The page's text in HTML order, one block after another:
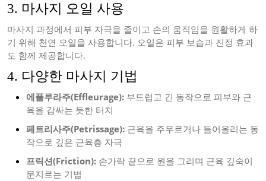
3. 마사지 오일 사용
마사지 과정에서 피부 자극을 줄이고 손의 움직임을 원활하게 하
기 위해 천연 오일을 사용합니다. 오일은 피부 보습과 진정 효과
도 함께 제공합니다.
4. 다양한 마사지 기법
에플루라주(Effleurage): 부드럽고 긴 동작으로 피부와 근
육을 감싸는 듯한 터치
페트리사주(Petrissage): 근육을 주무르거나 들어올리는 동
작으로 깊은 근육층 자극
프릭션(Friction): 손가락 끝으로 원을 그리며 근육 깊숙이
문지르는 기법